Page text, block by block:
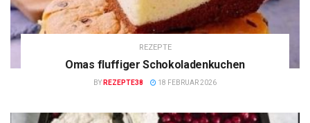
REZEPTE
Omas fluffiger Schokoladenkuchen
BY REZEPTE38 18 FEBRUAR 2026